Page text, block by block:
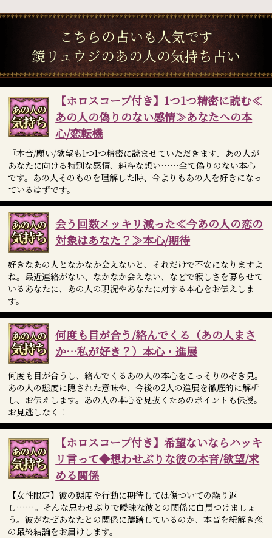
こちらの占いも人気です
鏡リュウジのあの人の気持ち占い
【ホロスコープ付き】1つ1つ精密に読む≪
あの人の偽りのない感情≫あなたへの本
心/恋転機
『本音/願い/欲望も1つ1つ精密に読ませていただきます』あの人が
あなたに向ける特別な感情、純粋な想い……全て偽りのない本心
です。あの人そのものを理解した時、今よりもあの人を好きになっ
ているはずです。
会う回数メッキリ減った≪今あの人の恋の
対象はあなた？≫本心/期待
好きなあの人となかなか会えないと、それだけで不安になりますよ
ね。最近連絡がない、なかなか会えない、などで寂しさを募らせて
いるあなたに、あの人の現況やあなたに対する本心をお伝えしま
す。
何度も目が合う/絡んでくる（あの人まさ
か…私が好き？）本心・進展
何度も目が合うし、絡んでくるあの人の本心をこっそりのぞき見。
あの人の態度に隠された意味や、今後の2人の進展を徹底的に解析
し、お伝えします。あの人の本心を見抜くためのポイントも伝授。
お見逃しなく！
【ホロスコープ付き】希望ないならハッキ
リ言って◆想わせぶりな彼の本音/欲望/求
める関係
【女性限定】彼の態度や行動に期待しては傷ついての繰り返
し……。そんな思わせぶりで曖昧な彼との関係に白黒つけましょ
う。彼がなぜあなたとの関係に躊躇しているのか、本音を紐解き恋
の最終結論をお届けします。